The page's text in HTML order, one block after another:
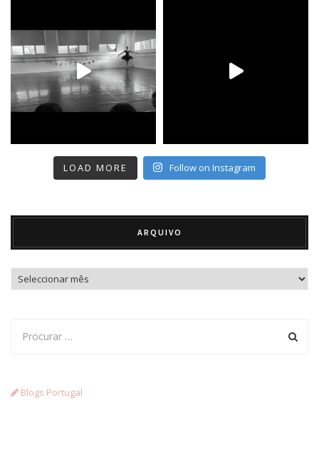
LOAD MORE Follow on Instagram
ARQUIVO
Arquivo
Blogs Portugal